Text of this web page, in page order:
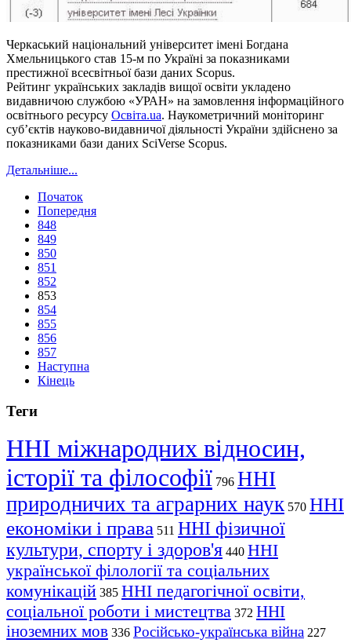
Черкаський національний університет імені Богдана
Хмельницького став 15-м по Україні за показниками
престижної всесвітньої бази даних Scopus.
Рейтинг українських закладів вищої освіти укладено
видавничою службою «УРАН» на замовлення інформаційного
освітнього ресурсу Освіта.ua. Наукометричний моніторинг
суб’єктів науково-видавничої діяльності України здійснено за
показниками бази даних SciVerse Scopus.
Детальніше...
Початок
Попередня
848
849
850
851
852
853
854
855
856
857
Наступна
Кінець
Теги
ННІ міжнародних відносин,
історії та філософії 796 ННІ
природничих та аграрних наук 570 ННІ
економіки і права 511 ННІ фізичної
культури, спорту і здоров'я 440 ННІ
української філології та соціальних
комунікацій 385 ННІ педагогічної освіти,
соціальної роботи і мистецтва 372 ННІ
іноземних мов 336 Російсько-українська війна 227